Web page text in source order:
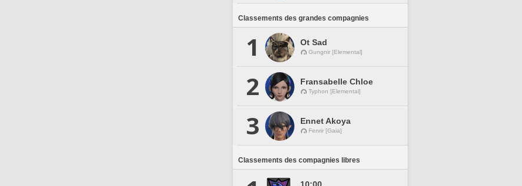
Classements des grandes compagnies
1 Ot Sad
Gungnir [Elemental]
2 Fransabelle Chloe
Typhon [Elemental]
3 Ennet Akoya
Fenrir [Gaia]
Classements des compagnies libres